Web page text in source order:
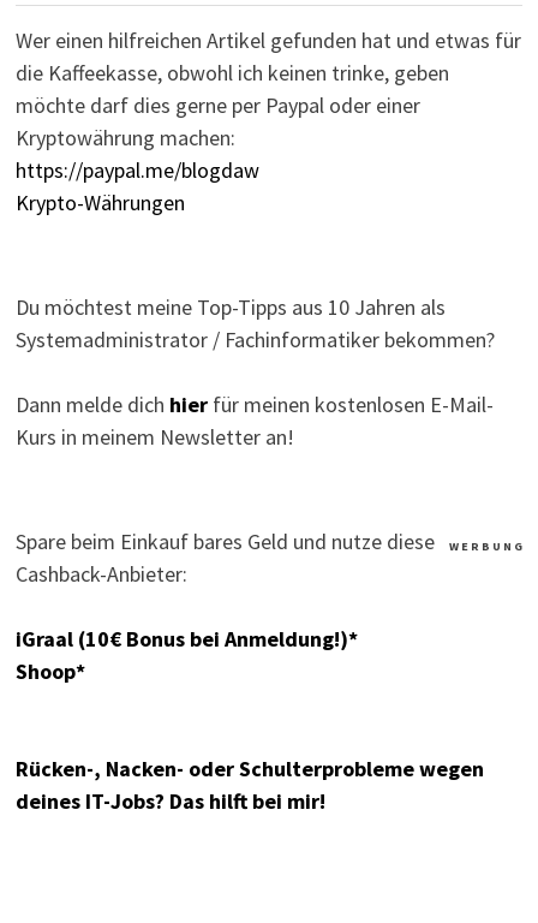
Wer einen hilfreichen Artikel gefunden hat und etwas für
die Kaffeekasse, obwohl ich keinen trinke, geben
möchte darf dies gerne per Paypal oder einer
Kryptowährung machen:
https://paypal.me/blogdaw
Krypto-Währungen
Du möchtest meine Top-Tipps aus 10 Jahren als
Systemadministrator / Fachinformatiker bekommen?
Dann melde dich hierfür meinen kostenlosen E-Mail-
Kurs in meinem Newsletter an!
W E R B U N G
Spare beim Einkauf bares Geld und nutze diese
Cashback-Anbieter:
iGraal (10€ Bonus bei Anmeldung!)*
Shoop*
Rücken-, Nacken- oder Schulterprobleme wegen
deines IT-Jobs? Das hilft bei mir!